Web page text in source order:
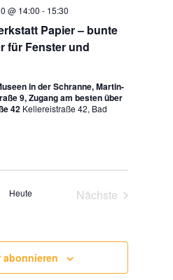
Papier – bunte
für Fenster und
@ 14:00 - 15:30
in der Schranne, Martin-
9, Zugang am besten über
42 Kellereistraße 42, Bad
Heute
Nächste
abonnieren